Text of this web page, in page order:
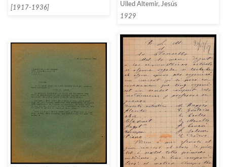
[1917-1936]
pugui tenir una entrevista amb
ella]
Ulled Altemir, Jesús
1929